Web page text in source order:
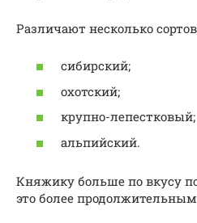
Различают несколько
сибирский;
охотский;
крупно-лепестковый;
альпийский.
Княжику больше по вкусу
это более